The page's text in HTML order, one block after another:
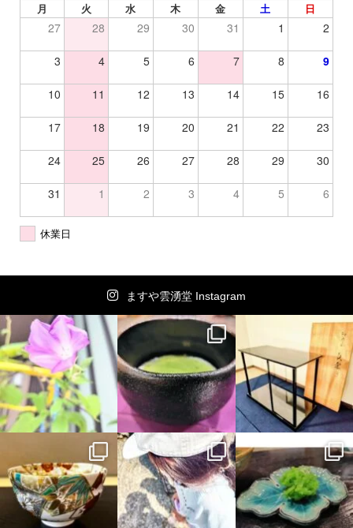
月 火 水 木 金 土 日
27 28 29 30 31 1 2
3 4 5 6 7 8 9
10 11 12 13 14 15 16
17 18 19 20 21 22 23
24 25 26 27 28 29 30
31 1 2 3 4 5 6
休業日
ますや雲湧堂 Instagram